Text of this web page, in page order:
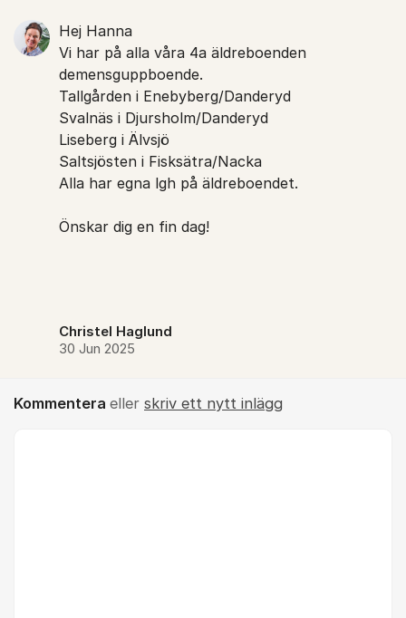
Hej Hanna
Vi har på alla våra 4a äldreboenden
demensguppboende.
Tallgården i Enebyberg/Danderyd
Svalnäs i Djursholm/Danderyd
Liseberg i Älvsjö
Saltsjösten i Fisksätra/Nacka
Alla har egna lgh på äldreboendet.
Önskar dig en fin dag!
Christel Haglund
30 Jun 2025
Kommentera eller skriv ett nytt inlägg